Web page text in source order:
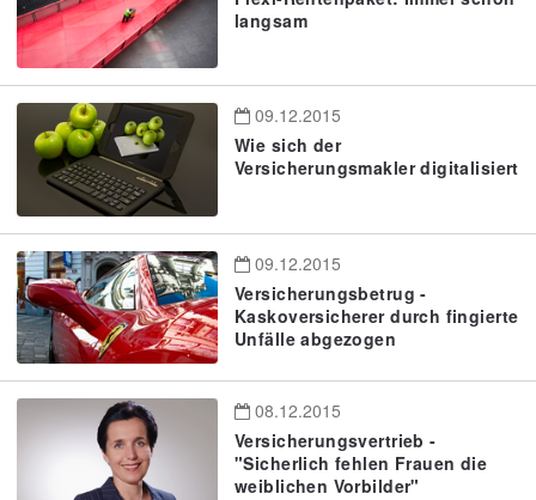
langsam
09.12.2015
Wie sich der
Versicherungsmakler digitalisiert
09.12.2015
Versicherungsbetrug -
Kaskoversicherer durch fingierte
Unfälle abgezogen
08.12.2015
Versicherungsvertrieb -
"Sicherlich fehlen Frauen die
weiblichen Vorbilder"